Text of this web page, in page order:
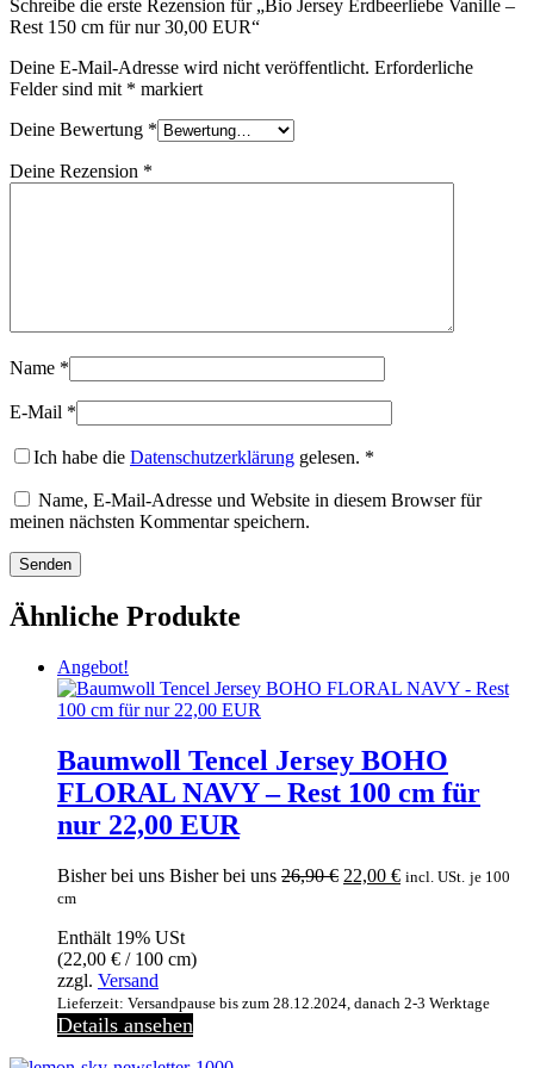
Schreibe die erste Rezension für „Bio Jersey Erdbeerliebe Vanille –
Rest 150 cm für nur 30,00 EUR“
Deine E-Mail-Adresse wird nicht veröffentlicht. Erforderliche
Felder sind mit * markiert
Deine Bewertung *
Deine Rezension *
Name *
E-Mail *
Ich habe die Datenschutzerklärung gelesen. *
Name, E-Mail-Adresse und Website in diesem Browser für
meinen nächsten Kommentar speichern.
Ähnliche Produkte
Angebot!
Baumwoll Tencel Jersey BOHO
FLORAL NAVY – Rest 100 cm für
nur 22,00 EUR
Bisher bei uns Bisher bei uns 26,90€ Ursprünglicher
22,00 €Aktueller
incl. USt. je 100
cm
Enthält 19% USt
(22,00 € / 100 cm)
zzgl. Versand
Lieferzeit: Versandpause bis zum 28.12.2024, danach 2-3 Werktage
Details ansehen